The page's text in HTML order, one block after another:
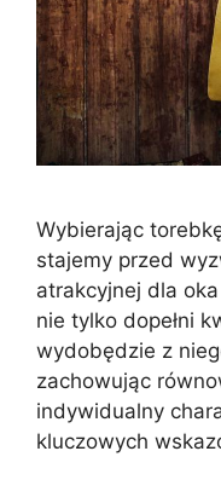
Wybierając
stajemy przed
atrakcyjnej dla
nie tylko dopełni
wydobędzie z
zachowując
indywidualny
kluczowych